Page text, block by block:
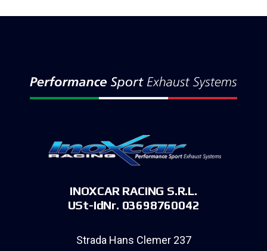
INOXCAR RACING S.R.L.
USt-IdNr. 03698760042
Strada Hans Clemer 237